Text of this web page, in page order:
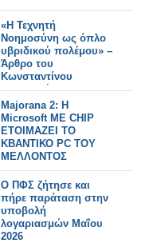
«Η Τεχνητή
Νοημοσύνη ως όπλο
υβριδικού πολέμου» –
Άρθρο του
Κωνσταντίνου
Μπαλωμένου
Majorana 2: Η
Microsoft ME CHIP
ΕΤΟΙΜΑΖΕΙ ΤΟ
ΚΒΑΝΤΙΚΟ PC ΤΟΥ
ΜΕΛΛΟΝΤΟΣ
Ο ΠΦΣ ζήτησε και
πήρε παράταση στην
υποβολή
λογαριασμών Μαΐου
2026